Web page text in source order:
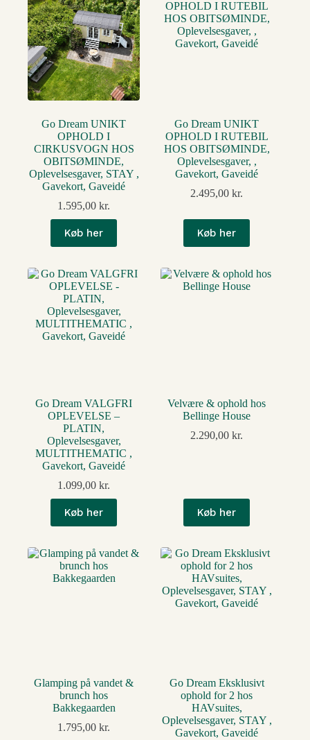
Go Dream UNIKT
OPHOLD I
CIRKUSVOGN HOS
OBITSØMINDE,
Oplevelsesgaver, STAY ,
Gavekort, Gaveidé
1.595,00kr.
Køb her
Go Dream UNIKT
OPHOLD I RUTEBIL
HOS OBITSØMINDE,
Oplevelsesgaver, ,
Gavekort, Gaveidé
2.495,00kr.
Køb her
Go Dream VALGFRI
OPLEVELSE –
PLATIN,
Oplevelsesgaver,
MULTITHEMATIC ,
Gavekort, Gaveidé
1.099,00kr.
Køb her
Velvære & ophold hos
Bellinge House
2.290,00kr.
Køb her
Glamping på vandet &
brunch hos
Bakkegaarden
1.795,00kr.
Go Dream Eksklusivt
ophold for 2 hos
HAVsuites,
Oplevelsesgaver, STAY ,
Gavekort, Gaveidé